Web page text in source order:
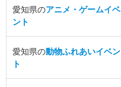
愛知県のアニメ・ゲームイベ
ント
愛知県の動物ふれあいイベン
ト